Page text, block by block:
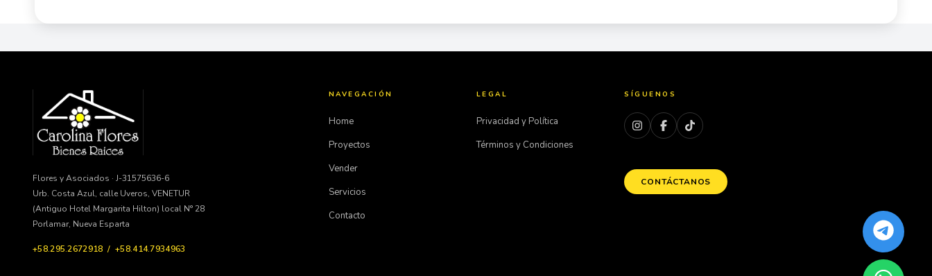
Flores y Asociados · J-31575636-6
Urb. Costa Azul, calle Uveros, VENETUR
(Antiguo Hotel Margarita Hilton) local N° 28
Porlamar, Nueva Esparta
+58.295.2672918 / +58.414.7934963
NAVEGACIÓN
Home
Proyectos
Vender
Servicios
Contacto
LEGAL
Privacidad y Política
Términos y Condiciones
SÍGUENOS
CONTÁCTANOS